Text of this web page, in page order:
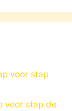
voor stap
voor stap de